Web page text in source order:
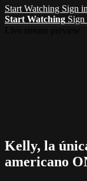
Start Watching Sign in
Start Watching Sign
Kelly, la
americano